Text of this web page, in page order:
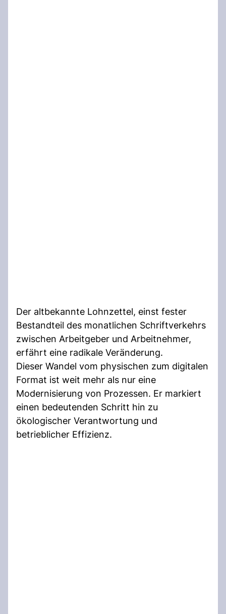
Der altbekannte Lohnzettel, einst fester
Bestandteil des monatlichen Schriftverkehrs
zwischen Arbeitgeber und Arbeitnehmer,
erfährt eine radikale Veränderung.
Dieser Wandel vom physischen zum digitalen
Format ist weit mehr als nur eine
Modernisierung von Prozessen. Er markiert
einen bedeutenden Schritt hin zu
ökologischer Verantwortung und
betrieblicher Effizienz.